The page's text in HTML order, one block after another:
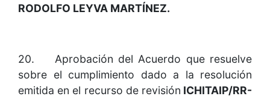
RODOLFO LEYVA MARTÍNEZ.
20. Aprobación del Acuerdo que resuelve
sobre el cumplimiento dado a la resolución
emitida en el recurso de revisión ICHITAIP/RR-